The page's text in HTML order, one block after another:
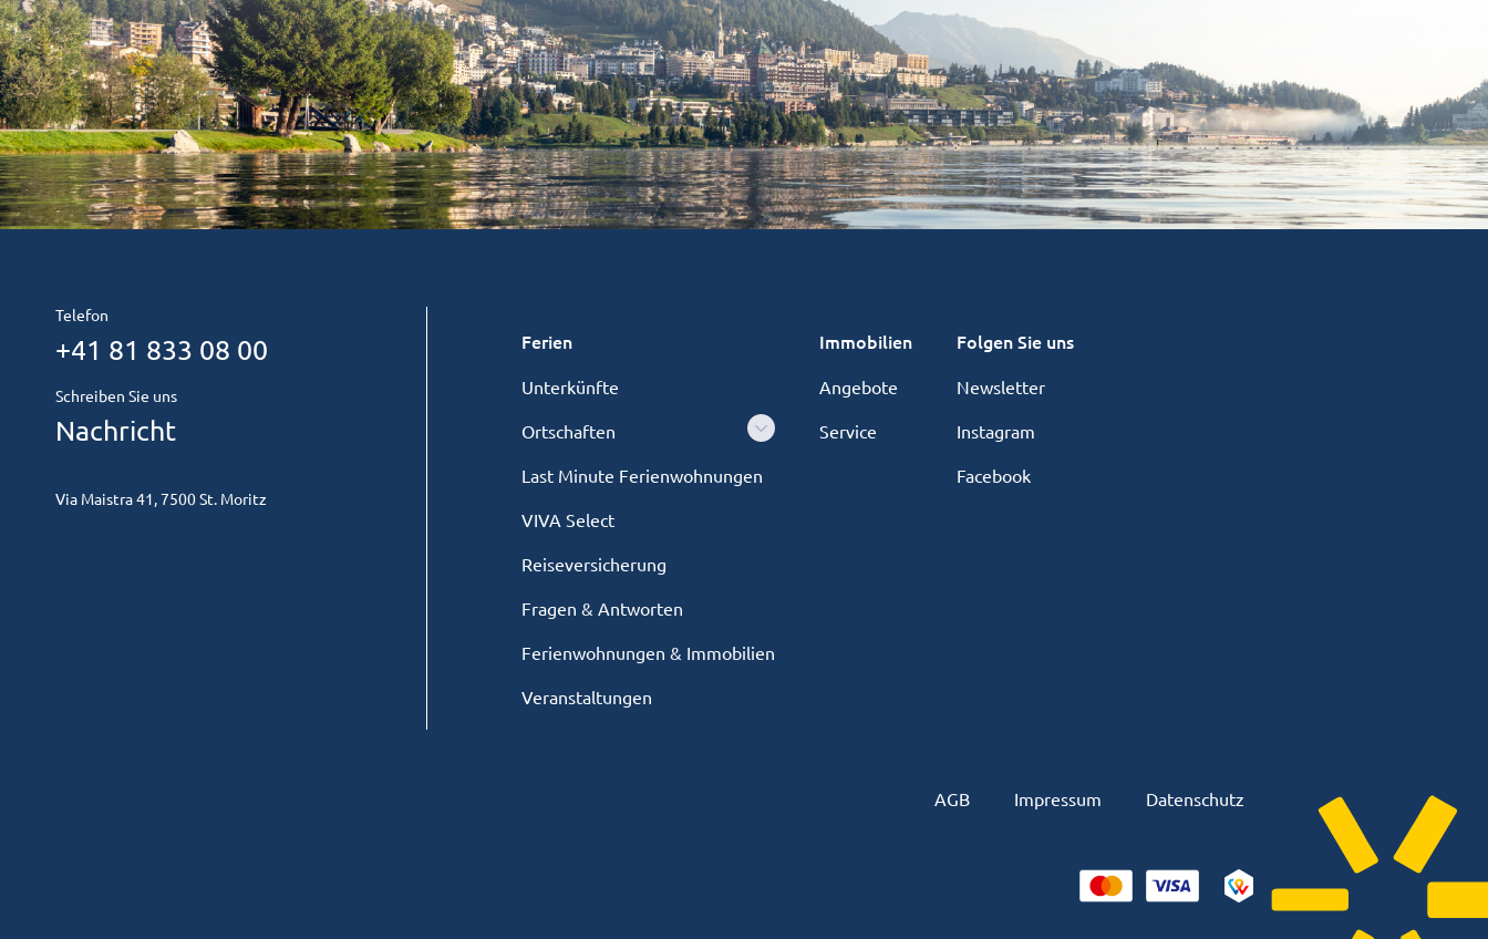
Telefon
+41 81 833 08 00
Schreiben Sie uns
Nachricht
Via Maistra 41, 7500 St. Moritz
Ferien
Unterkünfte
Ortschaften
Last Minute Ferienwohnungen
VIVA Select
Reiseversicherung
Fragen & Antworten
Ferienwohnungen & Immobilien
Veranstaltungen
Immobilien
Angebote
Service
Folgen Sie uns
Newsletter
Instagram
Facebook
AGB Impressum Datenschutz